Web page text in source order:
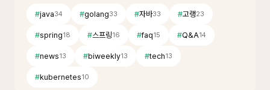
#java34 #golang33 #자바33 #고랭23
#spring18 #스프링16 #faq15 #Q&A14
#news13 #biweekly13 #tech13
#kubernetes10